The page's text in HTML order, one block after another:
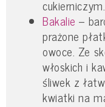
cukierniczym.
Bakalie –
prażone
owoce. Ze
włoskich i
śliwek z
kwiatki na